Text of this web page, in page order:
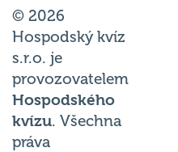
© 2026
Hospodský kvíz
s.r.o. je
provozovatelem
Hospodského
kvízu. Všechna
práva